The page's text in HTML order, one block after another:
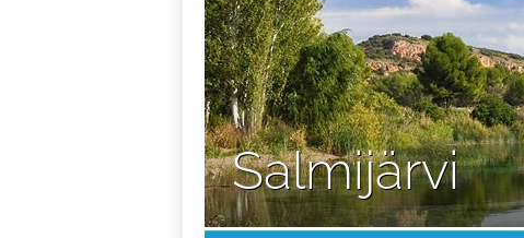
Salmijärvi